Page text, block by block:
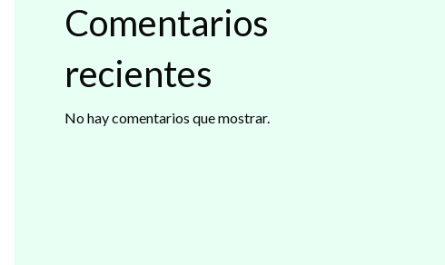
Comentarios
recientes
No hay comentarios que mostrar.